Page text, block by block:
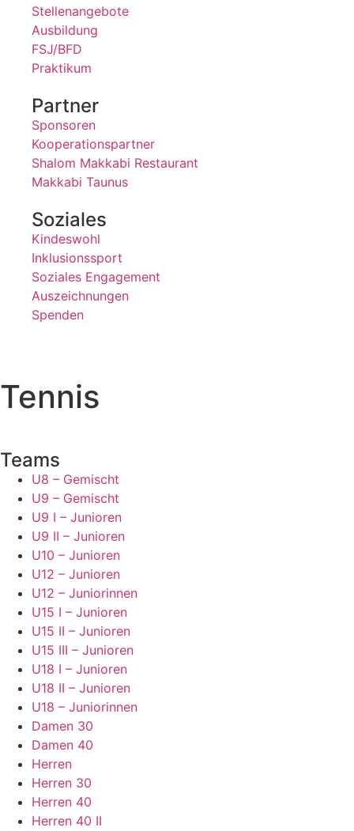
Stellenangebote
Ausbildung
FSJ/BFD
Praktikum
Partner
Sponsoren
Kooperationspartner
Shalom Makkabi Restaurant
Makkabi Taunus
Soziales
Kindeswohl
Inklusionssport
Soziales Engagement
Auszeichnungen
Spenden
Tennis
Teams
U8 – Gemischt
U9 – Gemischt
U9 I – Junioren
U9 II – Junioren
U10 – Junioren
U12 – Junioren
U12 – Juniorinnen
U15 I – Junioren
U15 II – Junioren
U15 III – Junioren
U18 I – Junioren
U18 II – Junioren
U18 – Juniorinnen
Damen 30
Damen 40
Herren
Herren 30
Herren 40
Herren 40 II